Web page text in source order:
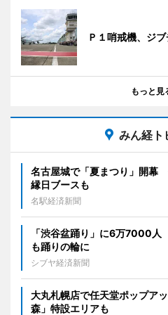
Ｐ１哨戒機、ジ
もっと見
みん経ト
名古屋城で「夏まつり」開幕
縁日ブースも
名駅経済新聞
「渋谷盆踊り」に6万7000
も踊りの輪に
シブヤ経済新聞
大丸札幌店で任天堂ポップア
森」特設エリアも